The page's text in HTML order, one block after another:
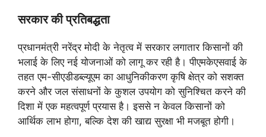
सरकार की प्रतिबद्धता
प्रधानमंत्री नरेंद्र मोदी के नेतृत्व में सरकार लगातार किसानों की
भलाई के लिए नई योजनाओं को लागू कर रही है। पीएमकेएसवाई के
तहत एम-सीएडीडब्ल्यूएम का आधुनिकीकरण कृषि क्षेत्र को सशक्त
करने और जल संसाधनों के कुशल उपयोग को सुनिश्चित करने की
दिशा में एक महत्वपूर्ण प्रयास है। इससे न केवल किसानों को
आर्थिक लाभ होगा, बल्कि देश की खाद्य सुरक्षा भी मजबूत होगी।